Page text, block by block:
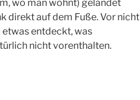
wo man wohnt) gelandet
direkt auf dem Fuße. Vor nicht
etwas entdeckt, was
nicht vorenthalten.